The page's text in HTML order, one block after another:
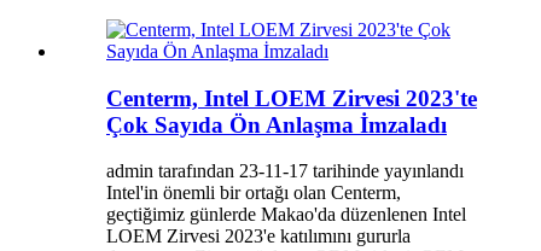
Centerm, Intel LOEM Zirvesi 2023'te
Çok Sayıda Ön Anlaşma İmzaladı
admin tarafından 23-11-17 tarihinde yayınlandı
Intel'in önemli bir ortağı olan Centerm,
geçtiğimiz günlerde Makao'da düzenlenen Intel
LOEM Zirvesi 2023'e katılımını gururla